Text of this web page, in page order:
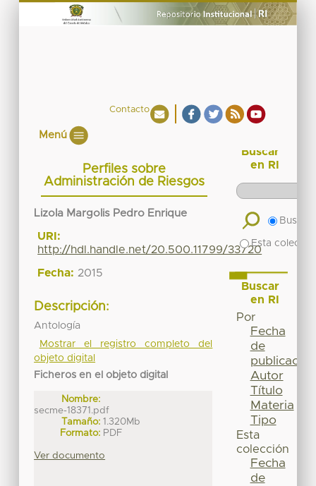
Contacto
Menú
Perfiles sobre
Administración de Riesgos
Lizola Margolis Pedro Enrique
URI:
http://hdl.handle.net/20.500.11799/33720
Fecha: 2015
Descripción:
Antología
Mostrar el registro completo del
objeto digital
Ficheros en el objeto digital
Nombre:
secme-18371.pdf
Tamaño: 1.320Mb
Formato: PDF
Ver documento
Buscar
en RI
Buscar
Esta
Buscar
en RI
Por
Fecha
de
publicación
Autor
Título
Materia
Tipo
Esta
colección
Fecha
de